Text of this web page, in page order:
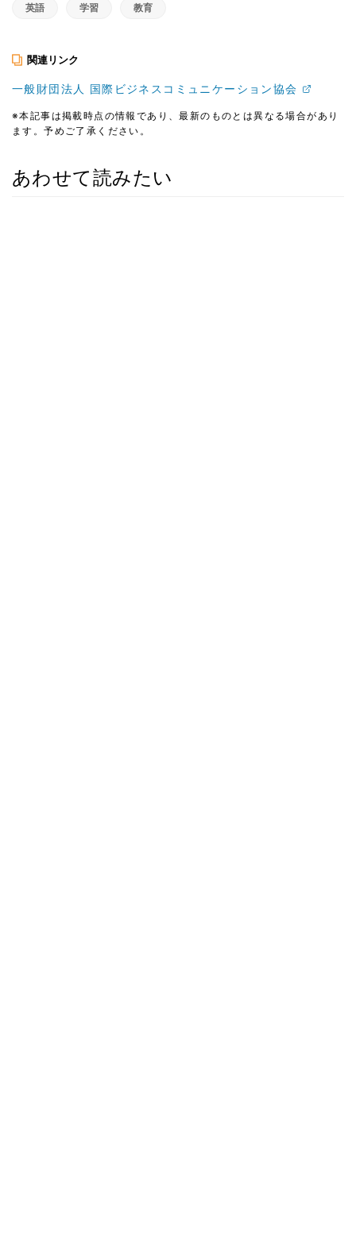
英語 学習 教育
関連リンク
一般財団法人 国際ビジネスコミュニケーション協会
※本記事は掲載時点の情報であり、最新のものとは異なる場合があり
ます。予めご了承ください。
あわせて読みたい